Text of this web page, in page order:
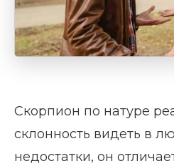
Скорпион по натуре
склонность видеть в
недостатки, он